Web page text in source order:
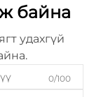
байна
удахгүй
0/100